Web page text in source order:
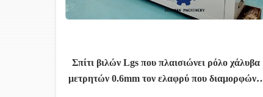
Σπίτι βιλών Lgs που πλαισιώνει ρόλο χάλυβα
μετρητών 0.6mm τον ελαφρύ που διαμορφώνει